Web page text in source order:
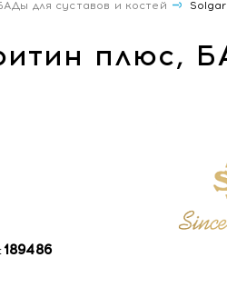
для суставов и костей
плюс,
189486